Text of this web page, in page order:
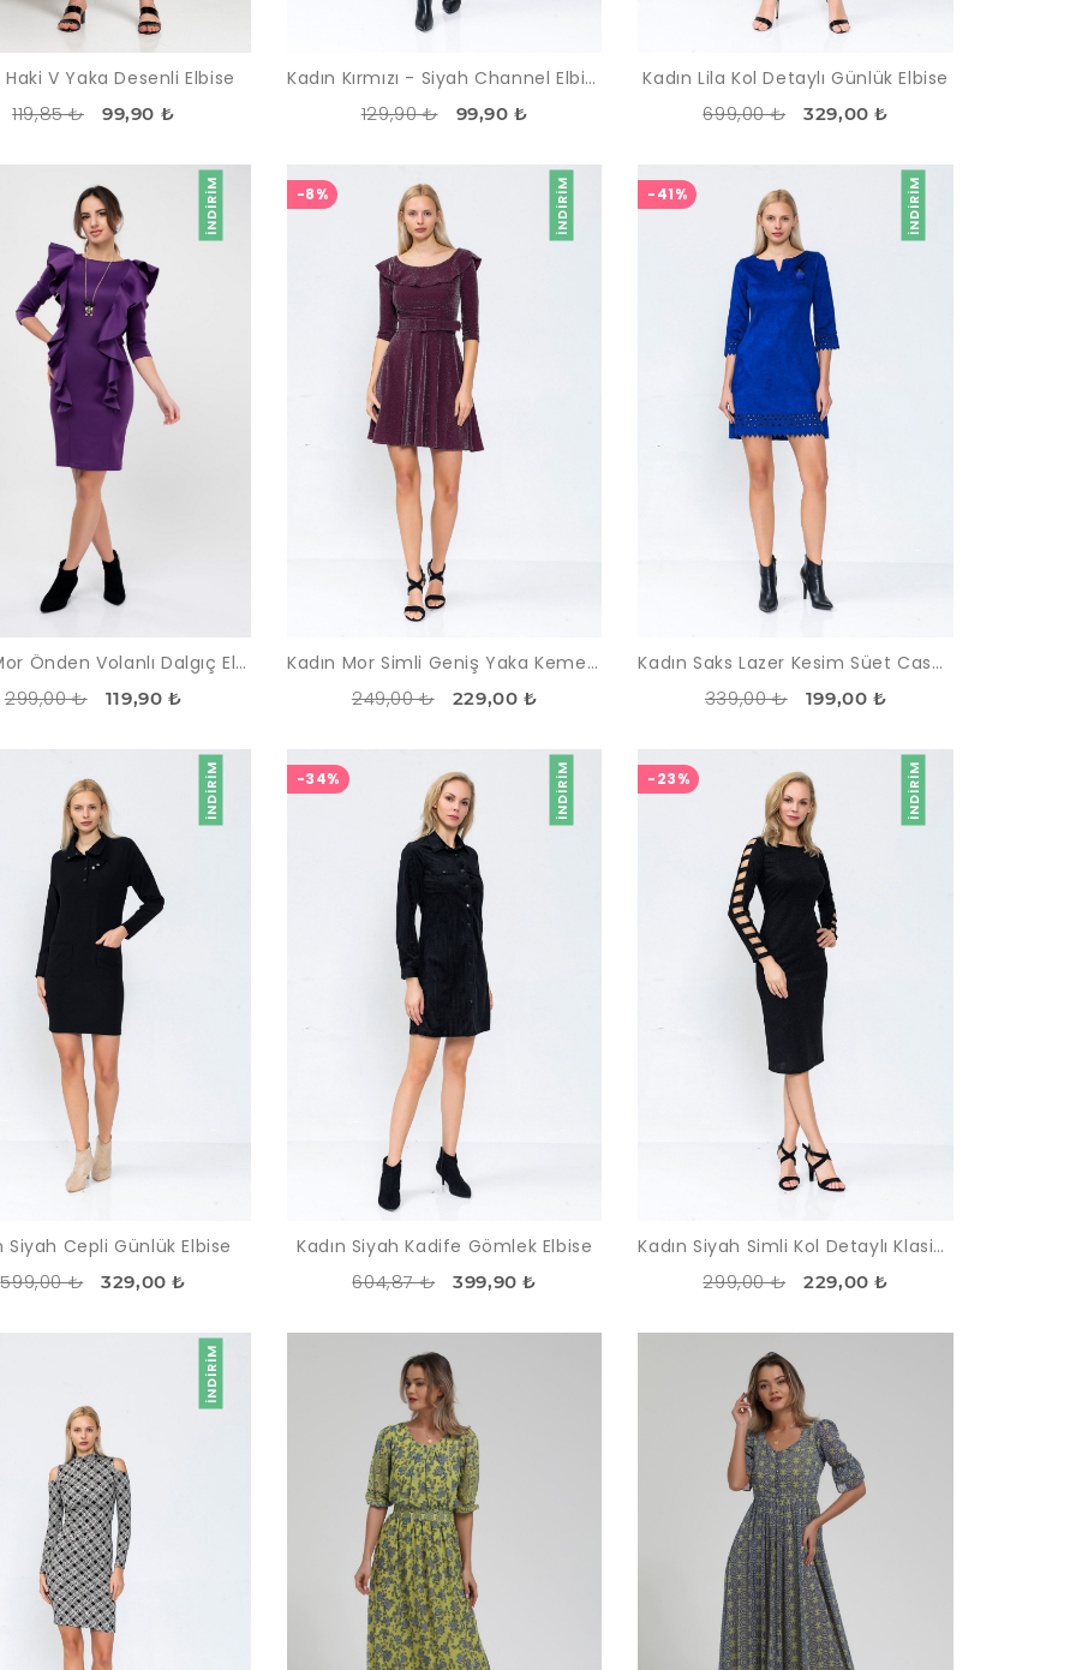
Haki V Yaka Desenli Elbise
119,85 ₺ 99,90 ₺
Kadın Kırmızı - Siyah Channel Elbise
129,90 ₺ 99,90 ₺
Kadın Lila Kol Detaylı Günlük Elbise
699,00 ₺ 329,00 ₺
İNDIRIM
Kadın Mor Önden Volanlı Dalgıç Elbise
299,00 ₺ 119,90 ₺
İNDIRIM
-8%
Kadın Mor Simli Geniş Yaka Kemerli Elbise
249,00 ₺ 229,00 ₺
İNDIRIM
-41%
Kadın Saks Lazer Kesim Süet Casual Elbise
339,00 ₺ 199,00 ₺
İNDIRIM
Siyah Cepli Günlük Elbise
599,00 ₺ 329,00 ₺
İNDIRIM
-34%
Kadın Siyah Kadife Gömlek Elbise
604,87 ₺ 399,90 ₺
İNDIRIM
-23%
Kadın Siyah Simli Kol Detaylı Klasik Elbise
299,00 ₺ 229,00 ₺
İNDIRIM